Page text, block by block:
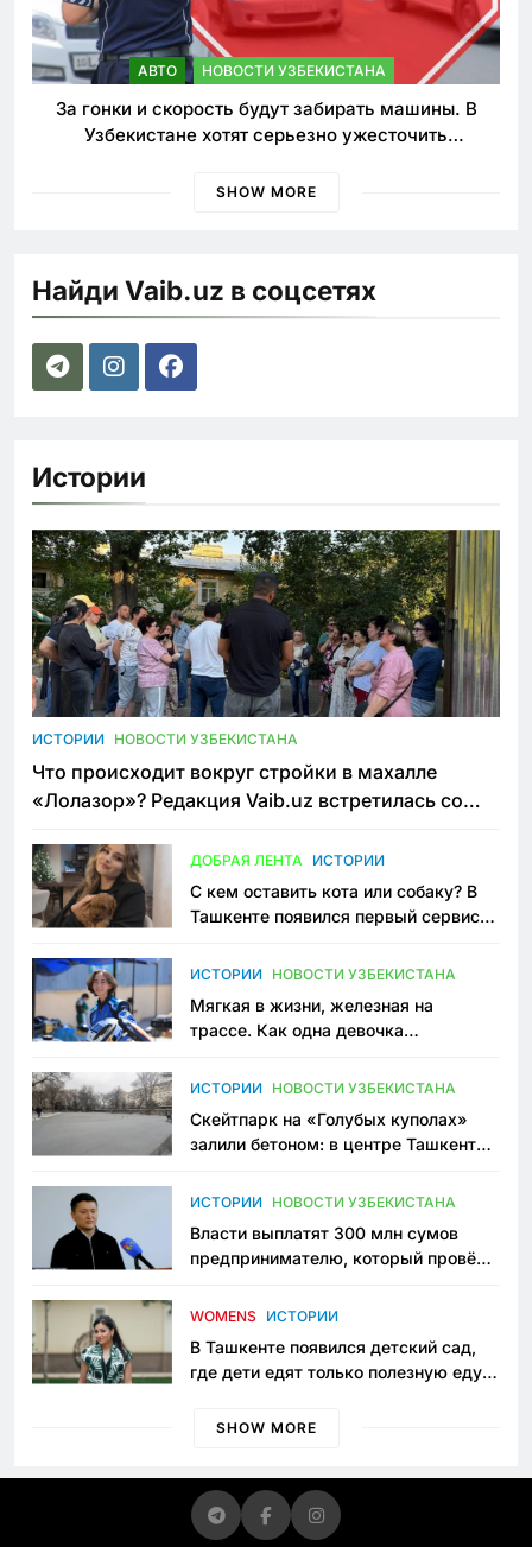
АВТО НОВОСТИ УЗБЕКИСТАНА
За гонки и скорость будут забирать машины. В
Узбекистане хотят серьезно ужесточить
SHOW MORE
Найди Vaib.uz в соцсетях
Истории
ИСТОРИИ НОВОСТИ УЗБЕКИСТАНА
Что происходит вокруг стройки в махалле
«Лолазор»? Редакция Vaib.uz встретилась со
ДОБРАЯ ЛЕНТА ИСТОРИИ
С кем оставить кота или собаку? В
Ташкенте появился первый сервис
ИСТОРИИ НОВОСТИ УЗБЕКИСТАНА
Мягкая в жизни, железная на
трассе. Как одна девочка
Узбекистане
ИСТОРИИ НОВОСТИ УЗБЕКИСТАНА
Скейтпарк на «Голубых куполах»
залили бетоном: в центре Ташкента
пространство
ИСТОРИИ НОВОСТИ УЗБЕКИСТАНА
Власти выплатят 300 млн сумов
предпринимателю, который провёл
приговору
WOMENS ИСТОРИИ
В Ташкенте появился детский сад,
где дети едят только полезную еду.
просить «кашу без сахара»
SHOW MORE